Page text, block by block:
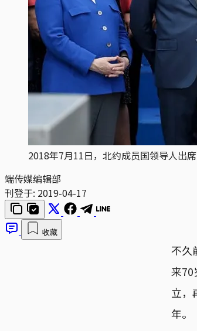
2018年7月11日，北约成员国领导人出
端传媒编辑部
刊登于: 2019-04-17
收藏
不久
来70
立，
年。